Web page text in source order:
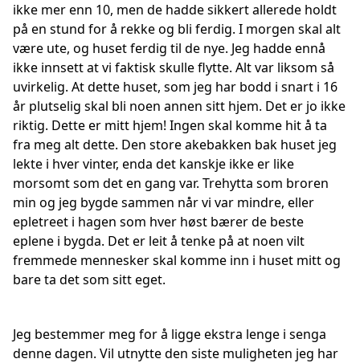
ikke mer enn 10, men de hadde sikkert allerede holdt
på en stund for å rekke og bli ferdig. I morgen skal alt
være ute, og huset ferdig til de nye. Jeg hadde ennå
ikke innsett at vi faktisk skulle flytte. Alt var liksom så
uvirkelig. At dette huset, som jeg har bodd i snart i 16
år plutselig skal bli noen annen sitt hjem. Det er jo ikke
riktig. Dette er mitt hjem! Ingen skal komme hit å ta
fra meg alt dette. Den store akebakken bak huset jeg
lekte i hver vinter, enda det kanskje ikke er like
morsomt som det en gang var. Trehytta som broren
min og jeg bygde sammen når vi var mindre, eller
epletreet i hagen som hver høst bærer de beste
eplene i bygda. Det er leit å tenke på at noen vilt
fremmede mennesker skal komme inn i huset mitt og
bare ta det som sitt eget.
Jeg bestemmer meg for å ligge ekstra lenge i senga
denne dagen. Vil utnytte den siste muligheten jeg har